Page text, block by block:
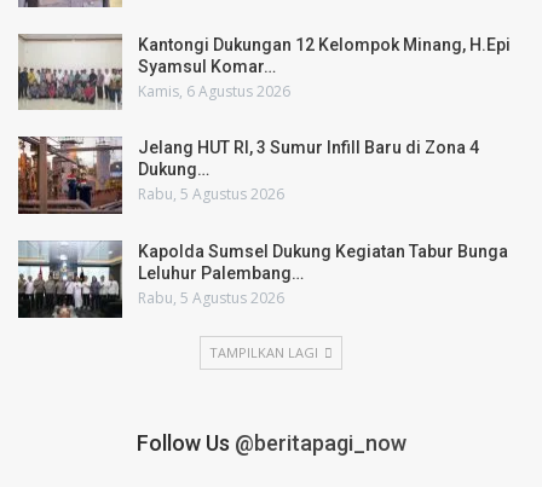
Kantongi Dukungan 12 Kelompok Minang, H.Epi
Syamsul Komar…
Kamis, 6 Agustus 2026
Jelang HUT RI, 3 Sumur Infill Baru di Zona 4
Dukung…
Rabu, 5 Agustus 2026
Kapolda Sumsel Dukung Kegiatan Tabur Bunga
Leluhur Palembang…
Rabu, 5 Agustus 2026
TAMPILKAN LAGI
Follow Us @beritapagi_now